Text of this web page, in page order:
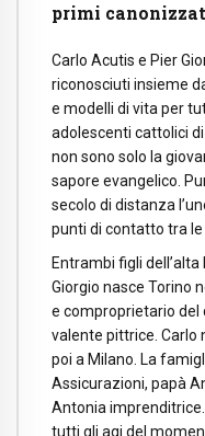
primi
Carlo Acutis e Pier
riconosciuti insieme
e modelli di vita per
adolescenti cattolici
non sono solo la
sapore evangelico.
secolo di distanza
punti di contatto tra le
Entrambi figli
Giorgio nasce Torino
e comproprietario del
valente pittrice. Carlo
poi a Milano. La
Assicurazioni, papà
Antonia
tutti gli agi del